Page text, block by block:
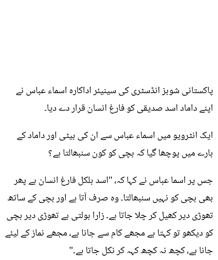
پاکستانی شوبز انڈسٹری کی سینیئر اداکارہ اسماء عباس نے
اپنے داماد اسد صدیقی کو فارغ انسان قرار دے دیا۔
ایک انٹرویو میں اسماء عباس سے ان کی بیٹی اور داماد کے
بارے میں پوچھا گیا کہ بچی کو کون سنبھالتا ہے؟
جس پر اسما عباس نے کہا کہ، "اسد بلکل فارغ انسان ہے پھر
بھی بچی کو نہیں سنبھالتا۔ وہ صرف آتا ہے اور بچی کے ساتھ
تھوڑی دیر کھیل کر چلا جاتا ہے۔ زارا بولتی ہے تھوڑی دیر بچی
کو دیکھو تو کہتا ہے مجھے کام سے جانا ہے، مجھے نماز کے لیئے
جانا ہے، کچھ نہ کچھ کہہ کر نکل جاتا ہے۔"